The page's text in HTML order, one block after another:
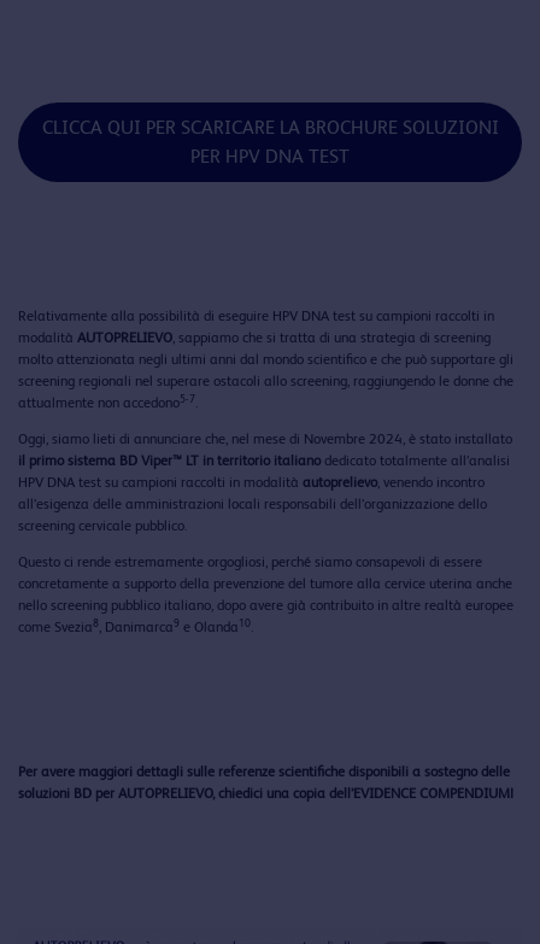
CLICCA QUI PER SCARICARE LA BROCHURE SOLUZIONI
PER HPV DNA TEST
Relativamente alla possibilità di eseguire HPV DNA test su campioni raccolti in
modalità AUTOPRELIEVO, sappiamo che si tratta di una strategia di screening
molto attenzionata negli ultimi anni dal mondo scientifico e che può supportare gli
screening regionali nel superare ostacoli allo screening, raggiungendo le donne che
attualmente non accedono5-7.
Oggi, siamo lieti di annunciare che, nel mese di Novembre 2024, è stato installato
il primo sistema BD Viper™ LT in territorio italiano dedicato totalmente all’analisi
HPV DNA test su campioni raccolti in modalità autoprelievo, venendo incontro
all’esigenza delle amministrazioni locali responsabili dell’organizzazione dello
screening cervicale pubblico.
Questo ci rende estremamente orgogliosi, perché siamo consapevoli di essere
concretamente a supporto della prevenzione del tumore alla cervice uterina anche
nello screening pubblico italiano, dopo avere già contribuito in altre realtà europee
come Svezia 8 , Danimarca9 e Olanda 10.
Per avere maggiori dettagli sulle referenze scientifiche disponibili a sostegno delle
soluzioni BD per AUTOPRELIEVO, chiedici una copia dell’EVIDENCE COMPENDIUM!